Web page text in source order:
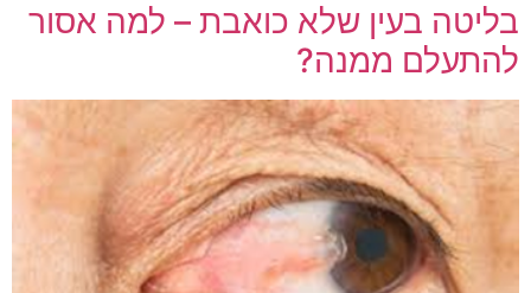
בליטה בעין שלא כואבת – למה אסור
להתעלם ממנה?